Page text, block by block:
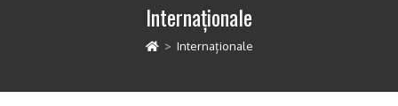
Internaționale
> Internaționale